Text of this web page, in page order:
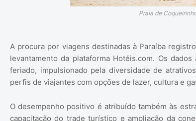
Praia de
A procura por viagens destinadas à Paraíba
levantamento da plataforma Hotéis.com. Os
feriado, impulsionado pela diversidade de
perfis de viajantes com opções de lazer, cultura e
O desempenho positivo é atribuído também às
capacitação do trade turístico e ampliação da